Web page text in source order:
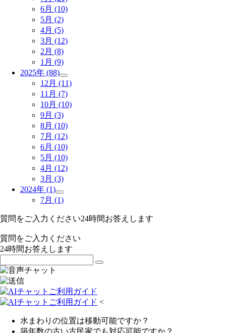
6月 (10)
5月 (2)
4月 (5)
3月 (12)
2月 (8)
1月 (9)
2025年 (88)
12月 (11)
11月 (7)
10月 (10)
9月 (3)
8月 (10)
7月 (12)
6月 (10)
5月 (10)
4月 (12)
3月 (3)
2024年 (1)
7月 (1)
質問をご入力ください24時間お答えします
質問をご入力ください
24時間お答えします
<
水まわりの位置は移動可能ですか？